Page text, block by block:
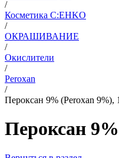
/
Косметика C:EHKO
/
ОКРАШИВАНИЕ
/
Окислители
/
Peroxan
/
Пероксан 9% (Peroxan 9%),
Пероксан